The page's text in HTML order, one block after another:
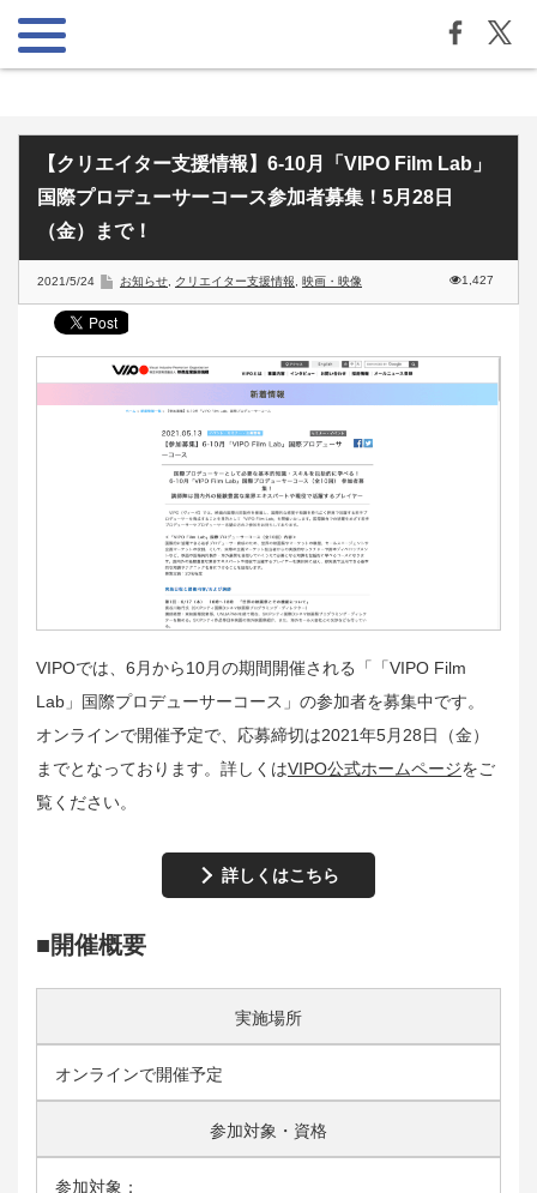
【クリエイター支援情報】6-10月「VIPO Film Lab」
国際プロデューサーコース参加者募集！5月28日
（金）まで！
2021/5/24 お知らせ クリエイター支援情報 映画・映像 1,427
VIPOでは、6月から10月の期間開催される「「VIPO Film
Lab」国際プロデューサーコース」の参加者を募集中です。
オンラインで開催予定で、応募締切は2021年5月28日（金）
までとなっております。詳しくはVIPO公式ホームページをご
覧ください。
詳しくはこちら
■開催概要
実施場所
オンラインで開催予定
参加対象・資格
参加対象：